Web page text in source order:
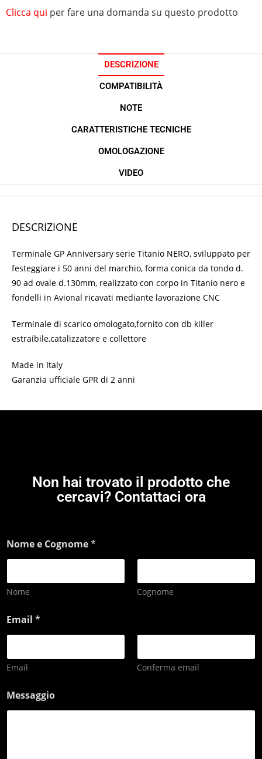
Clicca qui per fare una domanda su questo prodotto
DESCRIZIONE
COMPATIBILITÀ
NOTE
CARATTERISTICHE TECNICHE
OMOLOGAZIONE
VIDEO
DESCRIZIONE
Terminale GP Anniversary serie Titanio NERO, sviluppato per
festeggiare i 50 anni del marchio, forma conica da tondo d.
90 ad ovale d.130mm, realizzato con corpo in Titanio nero e
fondelli in Avional ricavati mediante lavorazione CNC
Terminale di scarico omologato,fornito con db killer
estraibile,catalizzatore e collettore
Made in Italy
Garanzia ufficiale GPR di 2 anni
Non hai trovato il prodotto che
cercavi? Contattaci ora
Nome e Cognome*
Nome Cognome
Email *
Email Conferma email
Messaggio